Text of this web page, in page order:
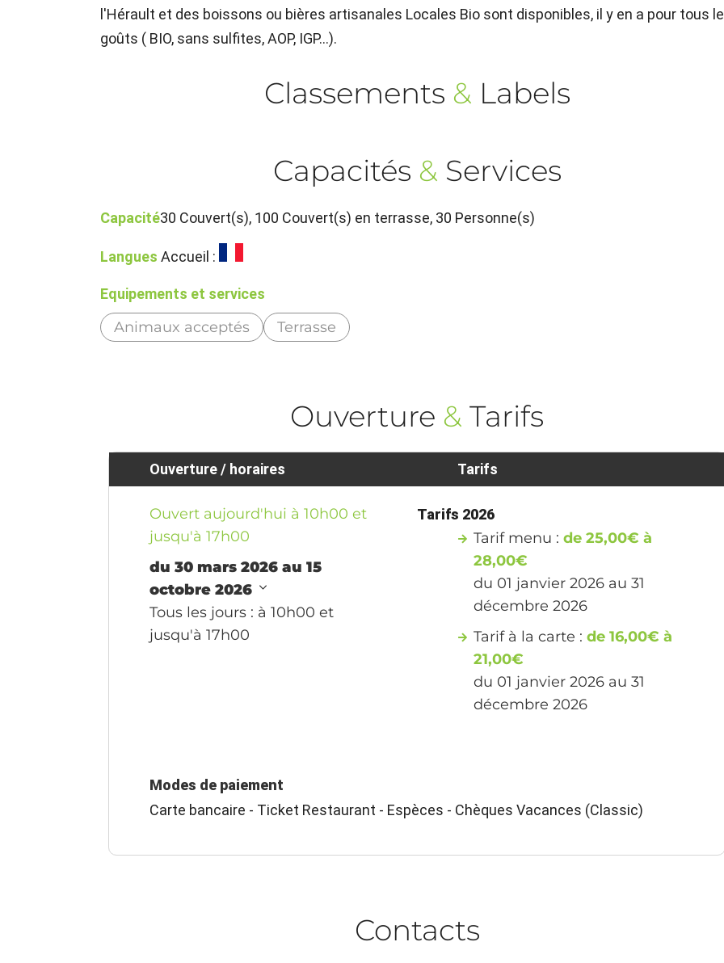
l'Hérault et des boissons ou bières artisanales Locales Bio sont disponibles, il y en a pour tous
goûts ( BIO, sans sulfites, AOP, IGP...).
Classements & Labels
Capacités & Services
Capacité30 Couvert(s), 100 Couvert(s) en terrasse, 30 Personne(s)
Langues Accueil :
Equipements et services
Animaux acceptés Terrasse
Ouverture & Tarifs
Ouverture / horaires
Ouvert aujourd'hui à 10h00 et
jusqu'à 17h00
du 30 mars 2026 au 15
octobre 2026
Tous les jours : à 10h00 et
jusqu'à 17h00
Tarifs
Tarifs 2026
Tarif menu :de 25,00€ à
28,00€
du 01 janvier 2026 au 31
décembre 2026
Tarif à la carte :de 16,00€ à
21,00€
du 01 janvier 2026 au 31
décembre 2026
Modes de paiement
Carte bancaire - Ticket Restaurant - Espèces - Chèques Vacances (Classic)
Contacts